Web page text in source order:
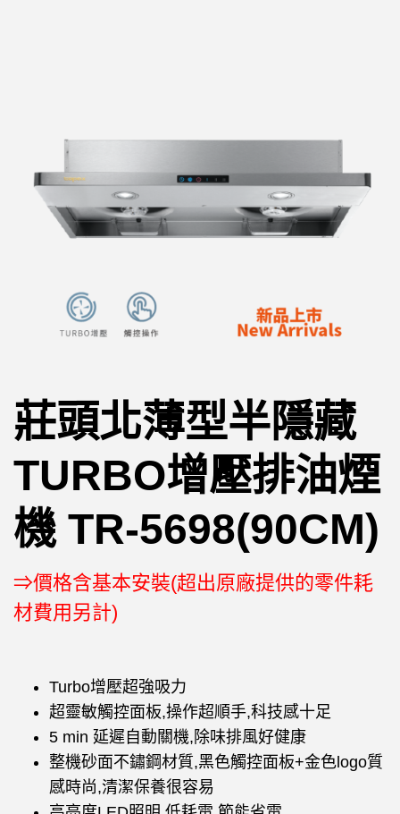
莊頭北薄型半隱藏
TURBO增壓排油煙
機 TR-5698(90CM)
⇒價格含基本安裝(超出原廠提供的零件耗
材費用另計)
Turbo增壓超強吸力
超靈敏觸控面板,操作超順手,科技感十足
5 min 延遲自動關機,除味排風好健康
整機砂面不鏽鋼材質,黑色觸控面板+金色logo質
感時尚,清潔保養很容易